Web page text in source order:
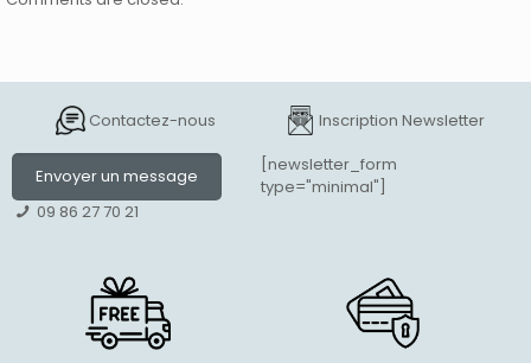
Contactez-nous
Envoyer un message
09 86 27 70 21
Inscription Newsletter
[newsletter_form
type="minimal"]